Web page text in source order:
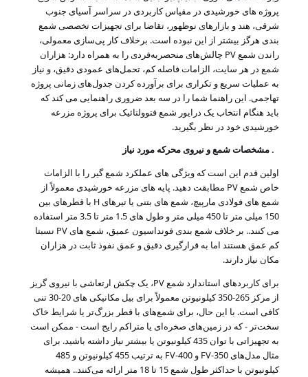
کارخانه
کنترل
کیفیت
تماس
بگیرید
اخبار
موارد
درخواست
نقل قول
پروژه های خورشیدی در مقیاس کاربردی در سراسر آسیای جنوب
شرقی، هند و بازارهای نوظهور، تقاضا برای تجهیزات تخصصی شمع
بندی هرگز بیشتر از این نبوده است. برخلاف کار پی‌سازی معمولی،
راندن شمع PV چالش‌های منحصربه‌فردی را به همراه دارد: هزاران
شمع در هر سایت، الزامات فاصله کم، تحمل‌های عمودی دقیق، و نیاز
به عملیات سریع و تکراری برای برآورده کردن جدول‌های زمانی پروژه
تهاجمی. این راهنما شما را در سه بعد ضروری راهنمایی می کند که
باید هنگام انتخاب یک درایور شمع فتوولتائیک برای پروژه مزرعه
خورشیدی خود در نظر بگیرید.
اولین قدم این است که ویژگی های عملکرد شمع گیر را با الزامات
خاص شمع PV مطابقت دهید. پایه های مزرعه خورشیدی معمولاً از
شمع های فولادی مارپیچ، شمع های بتنی یا تیرهای H با قطرهای بین
150 میلی متر تا 450 میلی متر و طول های 1.5 متر تا 3.5 متر استفاده
می کنند.
. بر خلاف شمع بندی فونداسیون عمیق، شمع های PV نسبتا
کم عمق هستند اما به قرارگیری دقیق و عمق نفوذ ثابت در هزاران
مکان نیاز دارند.
برای کاربردهای استاندارد شمع PV، یک چکش ارتعاشی با نیروی گریز
از مرکز 265-350 کیلونیوتن معمولاً برای بیل مکانیکی های 20-30 تنی
کافی است. با این حال، برای شمع‌های با قطر بزرگ‌تر یا شرایط خاک
سخت‌تر - که در زمین‌های صخره‌ای یا متراکم رایج است - ممکن است
به تجهیزاتی با توان 435 کیلونیوتن یا بیشتر نیاز داشته باشید. برای
مثال مدل‌های FV-350 و FV-400 به ترتیب 455 کیلونیوتن و 485
کیلونیوتن با حداکثر طول شمع 15 تا 18 متر ارائه می‌کنند.
. همیشه